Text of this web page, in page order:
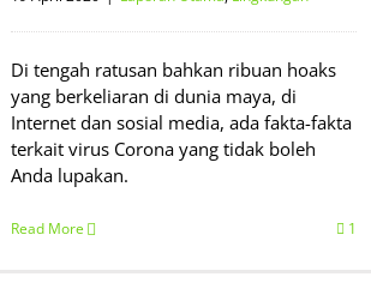
Di tengah ratusan bahkan ribuan hoaks
yang berkeliaran di dunia maya, di
Internet dan sosial media, ada fakta-fakta
terkait virus Corona yang tidak boleh
Anda lupakan.
Read More 1